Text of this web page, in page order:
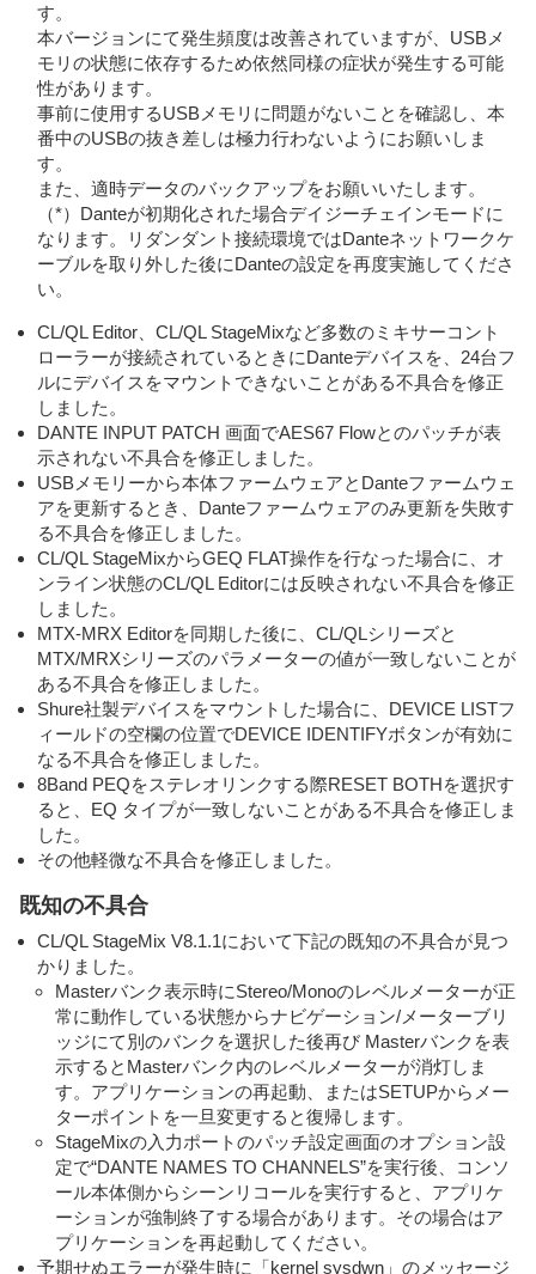
す。
本バージョンにて発生頻度は改善されていますが、USBメ
モリの状態に依存するため依然同様の症状が発生する可能
性があります。
事前に使用するUSBメモリに問題がないことを確認し、本
番中のUSBの抜き差しは極力行わないようにお願いしま
す。
また、適時データのバックアップをお願いいたします。
（*）Danteが初期化された場合デイジーチェインモードに
なります。リダンダント接続環境ではDanteネットワークケ
ーブルを取り外した後にDanteの設定を再度実施してくださ
い。
CL/QL Editor、CL/QL StageMixなど多数のミキサーコント
ローラーが接続されているときにDanteデバイスを、24台フ
ルにデバイスをマウントできないことがある不具合を修正
しました。
DANTE INPUT PATCH 画面でAES67 Flowとのパッチが表
示されない不具合を修正しました。
USBメモリーから本体ファームウェアとDanteファームウェ
アを更新するとき、Danteファームウェアのみ更新を失敗す
る不具合を修正しました。
CL/QL StageMixからGEQ FLAT操作を行なった場合に、オ
ンライン状態のCL/QL Editorには反映されない不具合を修正
しました。
MTX-MRX Editorを同期した後に、CL/QLシリーズと
MTX/MRXシリーズのパラメーターの値が一致しないことが
ある不具合を修正しました。
Shure社製デバイスをマウントした場合に、DEVICE LISTフ
ィールドの空欄の位置でDEVICE IDENTIFYボタンが有効に
なる不具合を修正しました。
8Band PEQをステレオリンクする際RESET BOTHを選択す
ると、EQ タイプが一致しないことがある不具合を修正しま
した。
その他軽微な不具合を修正しました。
既知の不具合
CL/QL StageMix V8.1.1において下記の既知の不具合が見つ
かりました。
Masterバンク表示時にStereo/Monoのレベルメーターが正
常に動作している状態からナビゲーション/メーターブリ
ッジにて別のバンクを選択した後再び Masterバンクを表
示するとMasterバンク内のレベルメーターが消灯しま
す。アプリケーションの再起動、またはSETUPからメー
ターポイントを一旦変更すると復帰します。
StageMixの入力ポートのパッチ設定画面のオプション設
定で“DANTE NAMES TO CHANNELS”を実行後、コンソ
ール本体側からシーンリコールを実行すると、アプリケ
ーションが強制終了する場合があります。その場合はア
プリケーションを再起動してください。
予期せぬエラーが発生時に「kernel sysdwn」のメッセージ